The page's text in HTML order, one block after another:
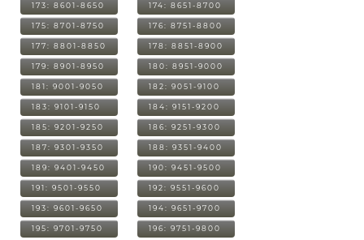
173: 8601-8650 174: 8651-8700
175: 8701-8750 176: 8751-8800
177: 8801-8850 178: 8851-8900
179: 8901-8950 180: 8951-9000
181: 9001-9050 182: 9051-9100
183: 9101-9150 184: 9151-9200
185: 9201-9250 186: 9251-9300
187: 9301-9350 188: 9351-9400
189: 9401-9450 190: 9451-9500
191: 9501-9550 192: 9551-9600
193: 9601-9650 194: 9651-9700
195: 9701-9750 196: 9751-9800